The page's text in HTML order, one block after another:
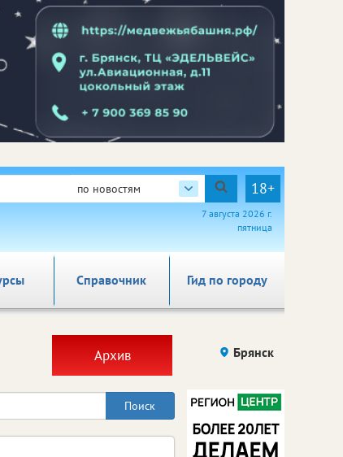
по новостям 18+
7 августа 2026 г.
пятница
Справочник Гид по городу
Архив Брянск